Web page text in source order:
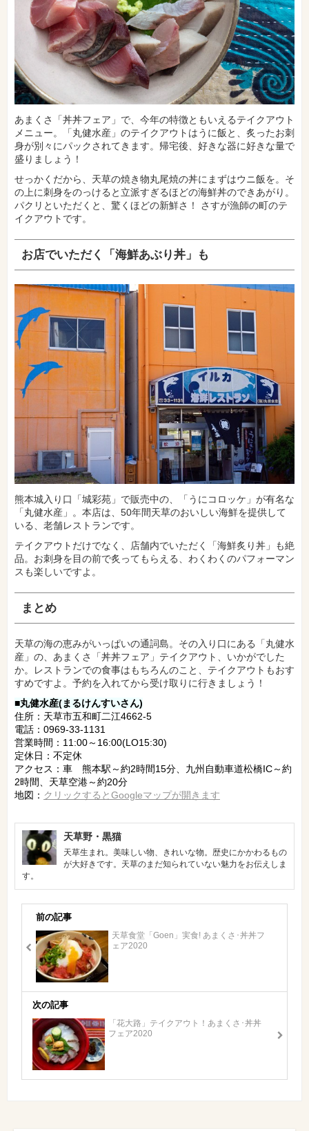
あまくさ「丼丼フェア」で、今年の特徴ともいえるテイクアウト
メニュー。「丸健水産」のテイクアウトはうに飯と、炙ったお刺
身が別々にパックされてきます。帰宅後、好きな器に好きな量で
盛りましょう！
せっかくだから、天草の焼き物丸尾焼の丼にまずはウニ飯を。そ
の上に刺身をのっけると立派すぎるほどの海鮮丼のできあがり。
パクリといただくと、驚くほどの新鮮さ！ さすが漁師の町のテ
イクアウトです。
お店でいただく「海鮮あぶり丼」も
熊本城入り口「城彩苑」で販売中の、「うにコロッケ」が有名な
「丸健水産」。本店は、50年間天草のおいしい海鮮を提供して
いる、老舗レストランです。
テイクアウトだけでなく、店舗内でいただく「海鮮炙り丼」も絶
品。お刺身を目の前で炙ってもらえる、わくわくのパフォーマン
スも楽しいですよ。
まとめ
天草の海の恵みがいっぱいの通詞島。その入り口にある「丸健水
産」の、あまくさ「丼丼フェア」テイクアウト、いかがでした
か。レストランでの食事はもちろんのこと、テイクアウトもおす
すめですよ。予約を入れてから受け取りに行きましょう！
■丸健水産(まるけんすいさん)
住所：天草市五和町二江4662-5
電話：0969-33-1131
営業時間：11:00～16:00(LO15:30)
定休日：不定休
アクセス：車 熊本駅～約2時間15分、九州自動車道松橋IC～約
2時間、天草空港～約20分
地図： クリックするとGoogleマップが開きます
天草野・黒猫
天草生まれ。美味しい物、きれいな物。歴史にかかわるもの
が大好きです。天草のまだ知られていない魅力をお伝えしま
す。
前の記事
天草食堂「Goen」実食! あまくさ･丼丼フ
ェア2020
次の記事
「花大路」テイクアウト！あまくさ･丼丼
フェア2020